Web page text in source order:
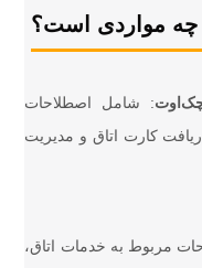
مواردی است؟
: شامل اصطلاحات
کارت اتاق و مدیریت
مربوط به خدمات اتاق،